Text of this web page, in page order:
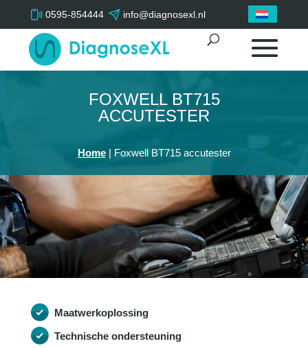
0595-854444 info@diagnosexl.nl
FOXWELL BT715
ACCUTESTER
Home| Foxwell BT715 accutester
Maatwerkoplossing
Technische ondersteuning